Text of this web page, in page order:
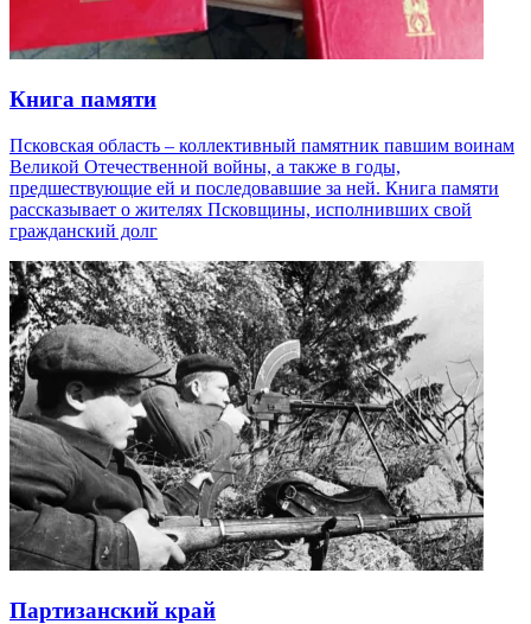
Книга памяти
Псковская область – коллективный памятник павшим воинам
Великой Отечественной войны, а также в годы,
предшествующие ей и последовавшие за ней. Книга памяти
рассказывает о жителях Псковщины, исполнивших свой
гражданский долг
Партизанский край